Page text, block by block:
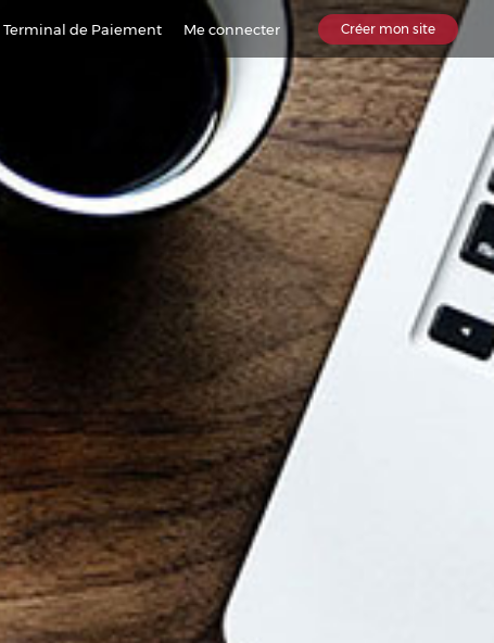
Terminal de Paiement Me connecter Créer mon site